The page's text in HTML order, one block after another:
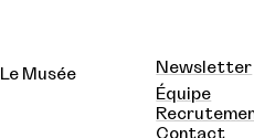
Le Musée
Newsletter
Équipe
Contact